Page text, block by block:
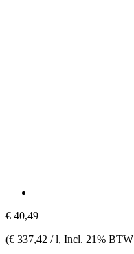
€ 40,49
(€ 337,42 / l, Incl. 21% BTW